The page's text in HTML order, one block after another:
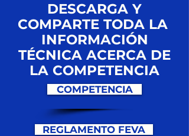
DESCARGA Y
COMPARTE TODA LA
INFORMACIÓN
TÉCNICA ACERCA DE
LA COMPETENCIA
COMPETENCIA
REGLAMENTO FEVA